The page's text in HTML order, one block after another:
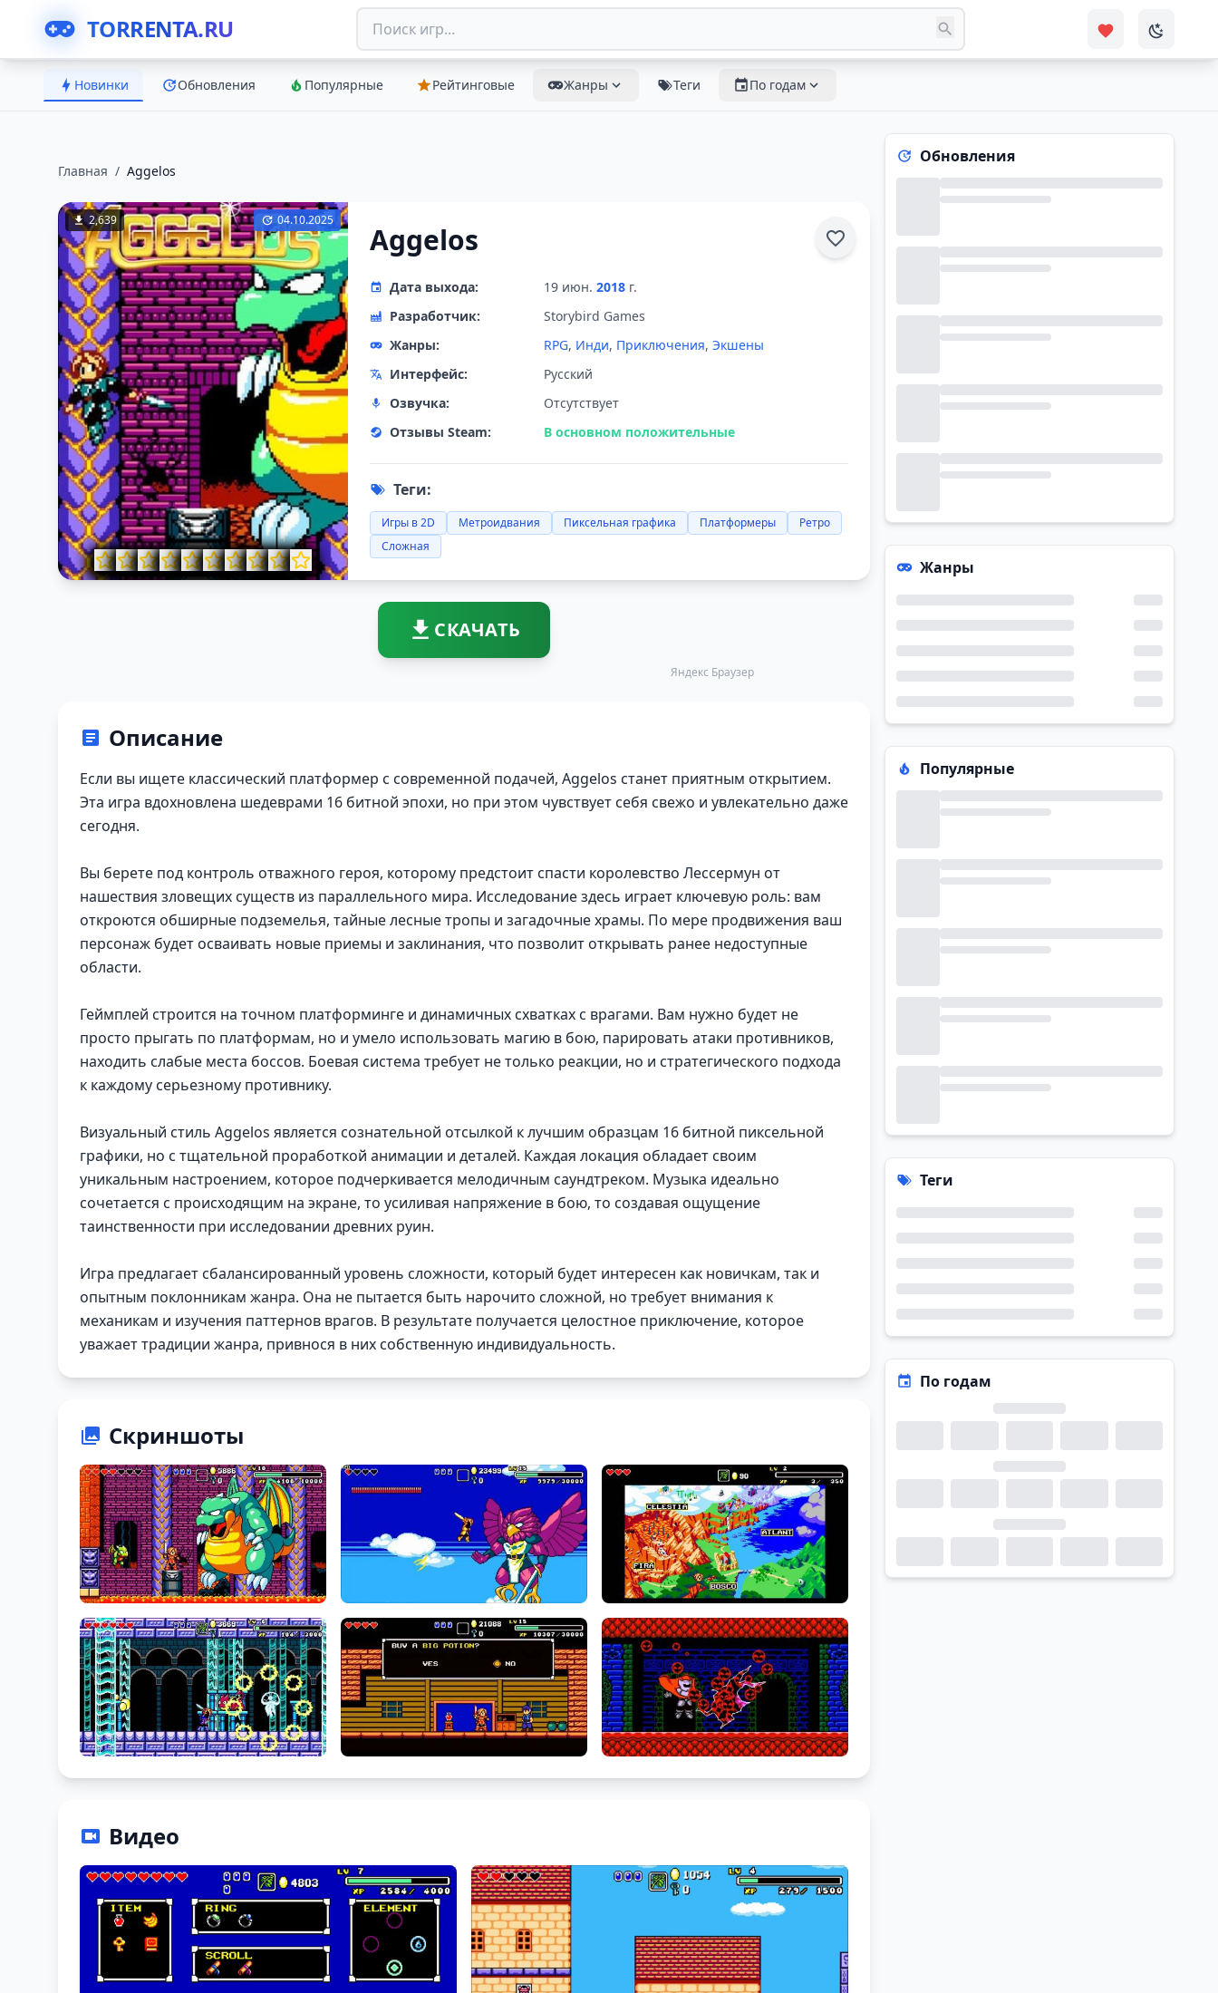
TORRENTA.RU
Новинки Обновления Популярные Рейтинговые Жанры Теги По годам
Главная / Aggelos
2,639 04.10.2025
Aggelos
Дата выхода: 19 июн. 2018 г.
Разработчик:
Storybird Games
Жанры:
RPG, Инди, Приключения, Экшены
Интерфейс:
Русский
Озвучка:
Отсутствует
Отзывы Steam:
В основном положительные
Теги:
Игры в 2D Метроидвания Пиксельная графика Платформеры
Ретро
Сложная
СКАЧАТЬ
Яндекс Браузер
Описание
Если вы ищете классический платформер с современной подачей, Aggelos станет приятным открытием.
Эта игра вдохновлена шедеврами 16 битной эпохи, но при этом чувствует себя свежо и увлекательно даже
сегодня.
Вы берете под контроль отважного героя, которому предстоит спасти королевство Лессермун от
нашествия зловещих существ из параллельного мира. Исследование здесь играет ключевую роль: вам
откроются обширные подземелья, тайные лесные тропы и загадочные храмы. По мере продвижения ваш
персонаж будет осваивать новые приемы и заклинания, что позволит открывать ранее недоступные
области.
Геймплей строится на точном платформинге и динамичных схватках с врагами. Вам нужно будет не
просто прыгать по платформам, но и умело использовать магию в бою, парировать атаки противников,
находить слабые места боссов. Боевая система требует не только реакции, но и стратегического подхода
к каждому серьезному противнику.
Визуальный стиль Aggelos является сознательной отсылкой к лучшим образцам 16 битной пиксельной
графики, но с тщательной проработкой анимации и деталей. Каждая локация обладает своим
уникальным настроением, которое подчеркивается мелодичным саундтреком. Музыка идеально
сочетается с происходящим на экране, то усиливая напряжение в бою, то создавая ощущение
таинственности при исследовании древних руин.
Игра предлагает сбалансированный уровень сложности, который будет интересен как новичкам, так и
опытным поклонникам жанра. Она не пытается быть нарочито сложной, но требует внимания к
механикам и изучения паттернов врагов. В результате получается целостное приключение, которое
уважает традиции жанра, привнося в них собственную индивидуальность.
Скриншоты
Видео
Обновления
Жанры
Популярные
Теги
По годам